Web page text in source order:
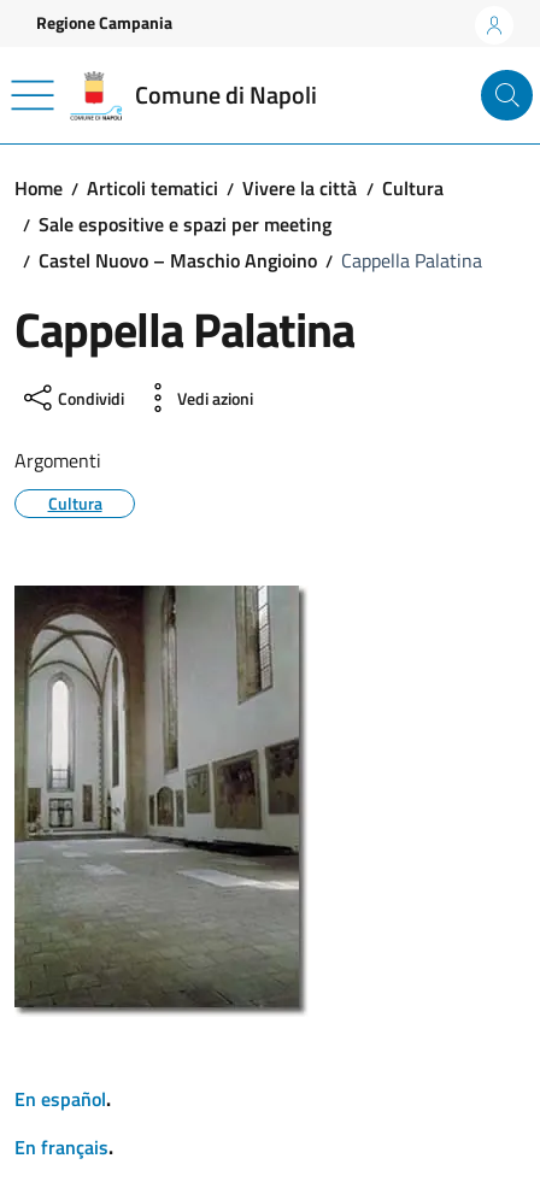
Vai ai contenuti
Vai al footer
Regione Campania
Comune di Napoli
Home Articoli tematici Vivere la città
Cultura
Sale espositive e spazi per meeting
Castel Nuovo – Maschio Angioino
Cappella Palatina
Cappella Palatina
Condividi Vedi azioni
Argomenti
Cultura
En español.
En français.